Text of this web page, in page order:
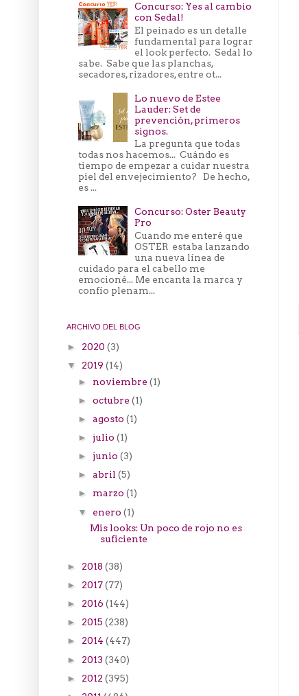
Concurso: Yes al cambio
con Sedal!
El peinado es un detalle
fundamental para lograr
el look perfecto. Sedal lo
sabe. Sabe que las planchas,
secadores, rizadores, entre ot...
Lo nuevo de Estee
Lauder: Set de
prevención, primeros
signos.
La pregunta que todas
todas nos hacemos... Cuándo es
tiempo de empezar a cuidar nuestra
piel del envejecimiento? De hecho,
es ...
Concurso: Oster Beauty
Pro
Cuando me enteré que
OSTER estaba lanzando
una nueva línea de
cuidado para el cabello me
emocioné... Me encanta la marca y
confío plenam...
ARCHIVO DEL BLOG
► 2020 (3)
▼ 2019 (14)
► noviembre(1)
►octubre(1)
►agosto(1)
►julio(1)
►junio(3)
►abril(5)
► marzo(1)
▼ enero(1)
Mis looks: Un poco de rojo no es
suficiente
► 2018 (38)
► 2017(77)
► 2016 (144)
► 2015 (238)
► 2014 (447)
► 2013 (340)
► 2012 (395)